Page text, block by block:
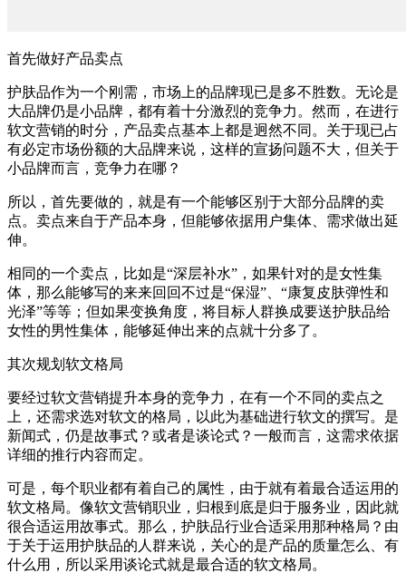
首先做好产品卖点
护肤品作为一个刚需，市场上的品牌现已是多不胜数。无论是
大品牌仍是小品牌，都有着十分激烈的竞争力。然而，在进行
软文营销的时分，产品卖点基本上都是迥然不同。关于现已占
有必定市场份额的大品牌来说，这样的宣扬问题不大，但关于
小品牌而言，竞争力在哪？
所以，首先要做的，就是有一个能够区别于大部分品牌的卖
点。卖点来自于产品本身，但能够依据用户集体、需求做出延
伸。
相同的一个卖点，比如是“深层补水”，如果针对的是女性集
体，那么能够写的来来回回不过是“保湿”、“康复皮肤弹性和
光泽”等等；但如果变换角度，将目标人群换成要送护肤品给
女性的男性集体，能够延伸出来的点就十分多了。
其次规划软文格局
要经过软文营销提升本身的竞争力，在有一个不同的卖点之
上，还需求选对软文的格局，以此为基础进行软文的撰写。是
新闻式，仍是故事式？或者是谈论式？一般而言，这需求依据
详细的推行内容而定。
可是，每个职业都有着自己的属性，由于就有着最合适运用的
软文格局。像软文营销职业，归根到底是归于服务业，因此就
很合适运用故事式。那么，护肤品行业合适采用那种格局？由
于关于运用护肤品的人群来说，关心的是产品的质量怎么、有
什么用，所以采用谈论式就是最合适的软文格局。